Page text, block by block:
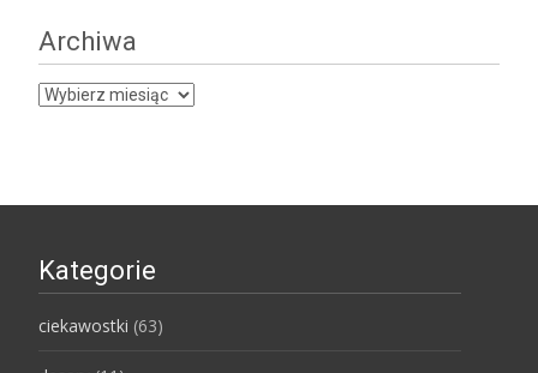
Archiwa
Archiwa
Kategorie
ciekawostki (63)